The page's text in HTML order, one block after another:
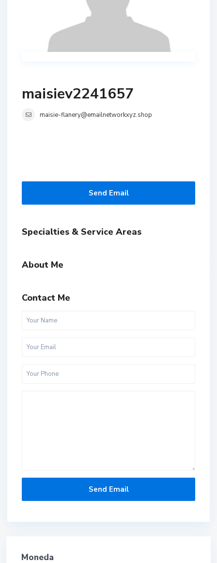
maisiev2241657
maisie-flanery@emailnetworkxyz.shop
Send Email
Specialties & Service Areas
About Me
Contact Me
Moneda